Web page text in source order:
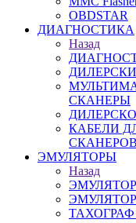
OBDSTAR
ДИАГНОСТИКА
Назад
СКАНЕРЫ
КАБЕЛИ
СКАНЕРОВ
ЭМУЛЯТОРЫ
Назад